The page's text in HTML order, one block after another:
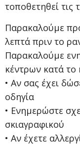
τοποθετηθεί τις
Παρακαλούμε
λεπτά πριν το
Παρακαλούμε
κέντρων κατά το
• Αν σας έχει
οδηγία
• Ενημερώστε
σκιαγραφικού
• Αν έχετε